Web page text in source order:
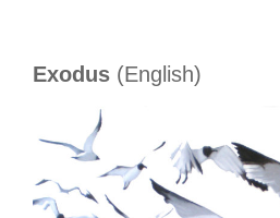
Exodus (English)